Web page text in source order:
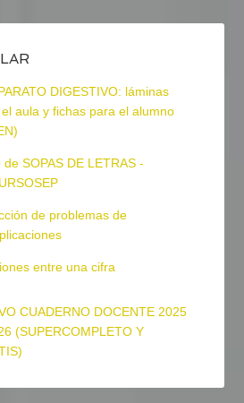
DIGESTIVO: láminas
aula y fichas para el alumno
de SOPAS DE LETRAS -
de problemas de
entre una cifra
CUADERNO DOCENTE 2025
(SUPERCOMPLETO Y